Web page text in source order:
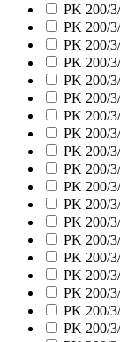
PK 200/
PK 200/
PK 200/
PK 200/
PK 200/
PK 200/
PK 200/
PK 200/
PK 200/
PK 200/
PK 200/
PK 200/
PK 200/
PK 200/
PK 200/
PK 200/
PK 200/
PK 200/
PK 200/